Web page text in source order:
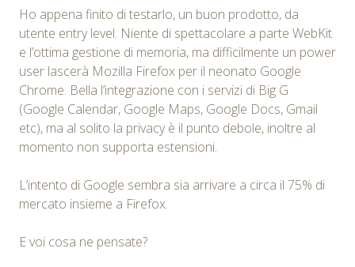
Ho appena finito di testarlo, un buon prodotto, da
utente entry level. Niente di spettacolare a parte WebKit
e l’ottima gestione di memoria, ma difficilmente un power
user lascerà Mozilla Firefox per il neonato Google
Chrome. Bella l’integrazione con i servizi di Big G
(Google Calendar, Google Maps, Google Docs, Gmail
etc), ma al solito la privacy è il punto debole, inoltre al
momento non supporta estensioni.
L’intento di Google sembra sia arrivare a circa il 75% di
mercato insieme a Firefox.
E voi cosa ne pensate?